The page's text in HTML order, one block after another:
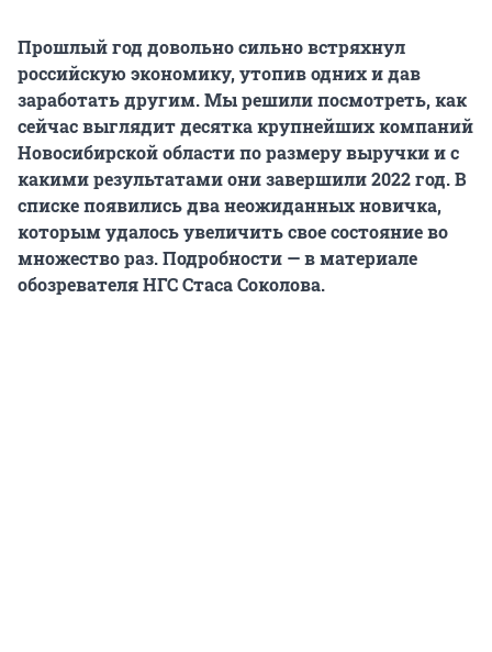
Прошлый год довольно сильно встряхнул
российскую экономику, утопив одних и дав
заработать другим. Мы решили посмотреть, как
сейчас выглядит десятка крупнейших компаний
Новосибирской области по размеру выручки и с
какими результатами они завершили 2022 год. В
списке появились два неожиданных новичка,
которым удалось увеличить свое состояние во
множество раз. Подробности — в материале
обозревателя НГС Стаса Соколова.